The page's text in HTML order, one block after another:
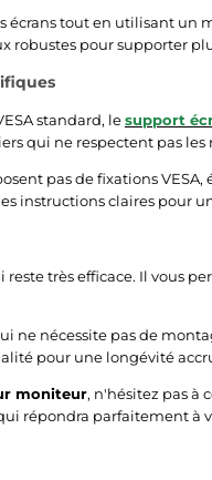
écrans tout en utilisant un
robustes pour supporter
standard, lesupport
qui ne respectent pas les
pas de fixations VESA,
instructions claires pour
très efficace. Il vous
ne nécessite pas de
pour une longévité
moniteur, n'hésitez pas à
répondra parfaitement à